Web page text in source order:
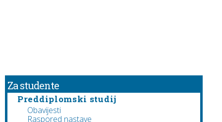
Za studente
Preddiplomski studij
Obavijesti
Raspored nastave